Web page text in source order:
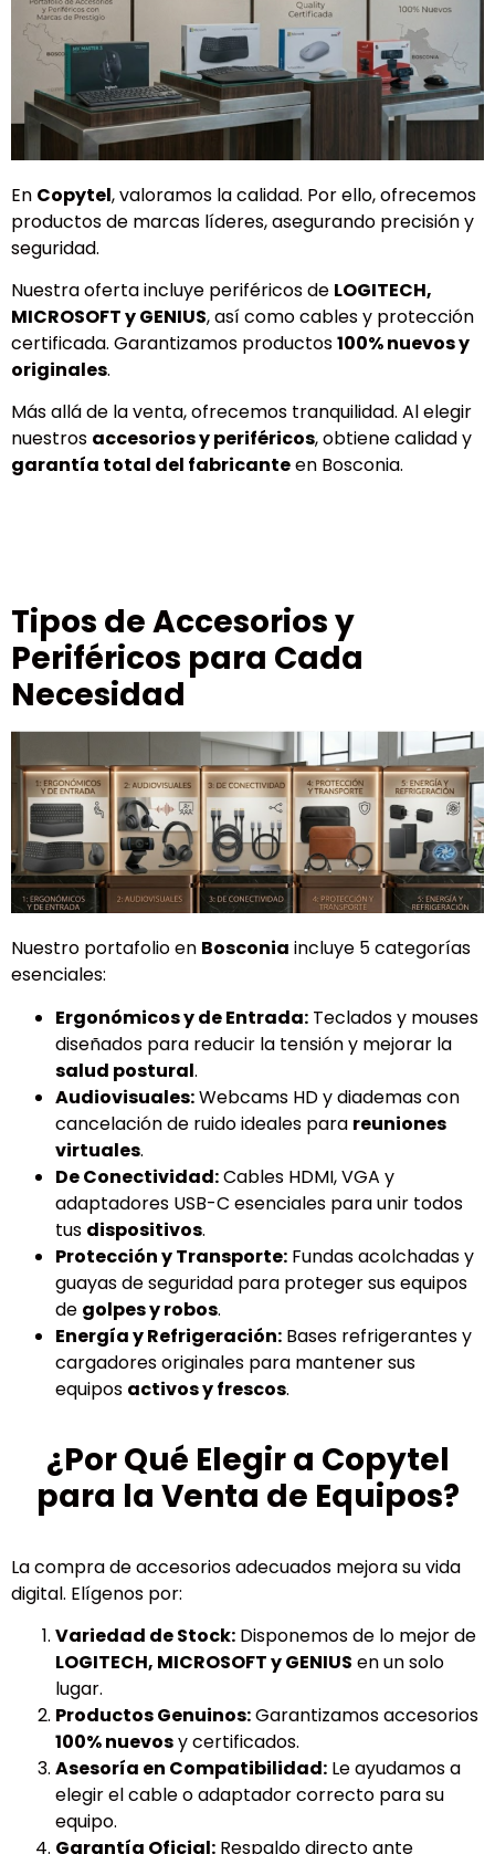
En Copytel, valoramos la calidad. Por ello, ofrecemos
productos de marcas líderes, asegurando precisión y
seguridad.
Nuestra oferta incluye periféricos de LOGITECH,
MICROSOFT y GENIUS, así como cables y protección
certificada. Garantizamos productos100% nuevos y
originales.
Más allá de la venta, ofrecemos tranquilidad. Al elegir
nuestros accesorios y periféricos, obtiene calidad y
garantía total del fabricanteen Bosconia.
Tipos de Accesorios y
Periféricos para Cada
Necesidad
Nuestro portafolio en Bosconia incluye 5 categorías
esenciales:
Ergonómicos y de Entrada: Teclados y mouses
diseñados para reducir la tensión y mejorar la
salud postural.
Audiovisuales:Webcams HD y diademas con
cancelación de ruido ideales para reuniones
virtuales.
De Conectividad:Cables HDMI, VGA y
adaptadores USB-C esenciales para unir todos
tus dispositivos.
Protección y Transporte: Fundas acolchadas y
guayas de seguridad para proteger sus equipos
de golpes y robos.
Energía y Refrigeración: Bases refrigerantes y
cargadores originales para mantener sus
equipos activos y frescos.
¿Por Qué Elegir a Copytel
para la Venta de Equipos?
La compra de accesorios adecuados mejora su vida
digital. Elígenos por:
Variedad de Stock: Disponemos de lo mejor de
LOGITECH, MICROSOFT y GENIUS en un solo
lugar.
Productos Genuinos:Garantizamos accesorios
100% nuevosy certificados.
Asesoría en Compatibilidad: Le ayudamos a
elegir el cable o adaptador correcto para su
equipo.
Garantía Oficial: Respaldo directo ante